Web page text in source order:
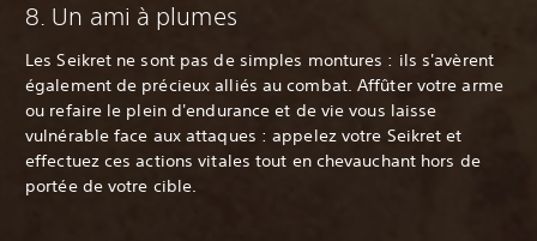
‎8. Un ami à plumes
Les Seikret ne sont pas de simples montures : ils s'avèrent
également de précieux alliés au combat. Affûter votre arme
ou refaire le plein d'endurance et de vie vous laisse
vulnérable face aux attaques : appelez votre Seikret et
effectuez ces actions vitales tout en chevauchant hors de
portée de votre cible.